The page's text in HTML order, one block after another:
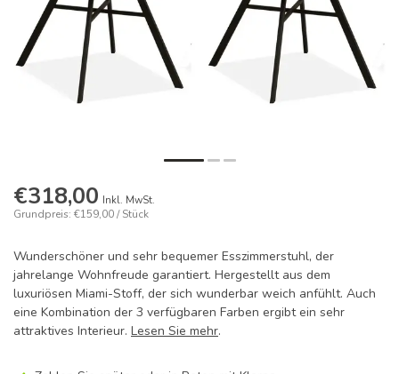
€318,00 Inkl. MwSt.
Grundpreis: €159,00 / Stück
Wunderschöner und sehr bequemer Esszimmerstuhl, der
jahrelange Wohnfreude garantiert. Hergestellt aus dem
luxuriösen Miami-Stoff, der sich wunderbar weich anfühlt. Auch
eine Kombination der 3 verfügbaren Farben ergibt ein sehr
attraktives Interieur. Lesen Sie mehr.